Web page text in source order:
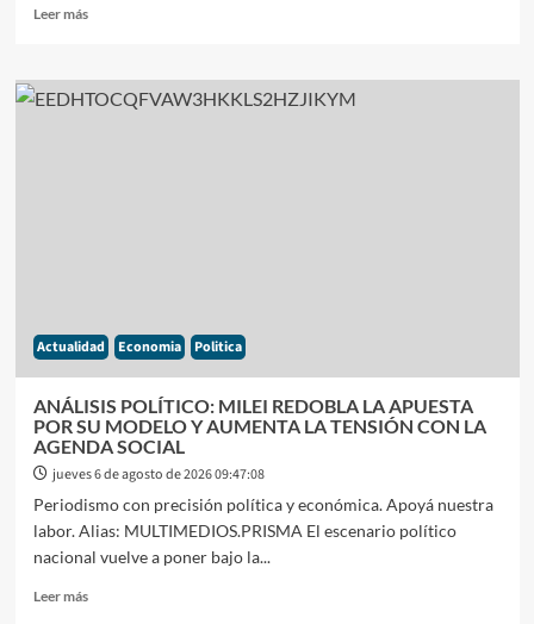
Leer másLeer
ESTRATEGIA
FINANCIERA:
MERCADO
Actualidad Economia Politica
ANÁLISIS POLÍTICO: MILEI REDOBLA LA APUESTA
POR SU MODELO Y AUMENTA LA TENSIÓN CON LA
AGENDA SOCIAL
jueves 6 de agosto de 2026 09:47:08
Periodismo con precisión política y económica. Apoyá nuestra
labor. Alias: MULTIMEDIOS.PRISMA El escenario político
nacional vuelve a poner bajo la...
Leer másLeer